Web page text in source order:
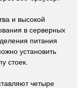
и высокой
в серверных
питания
установить
стоек.
четыре